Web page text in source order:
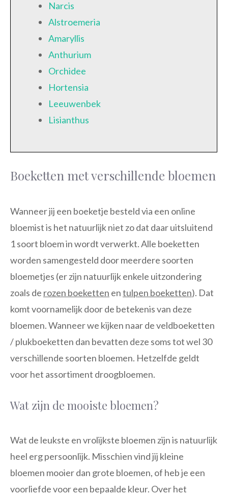
Narcis
Alstroemeria
Amaryllis
Anthurium
Orchidee
Hortensia
Leeuwenbek
Lisianthus
Boeketten met verschillende bloemen
Wanneer jij een boeketje besteld via een online
bloemist is het natuurlijk niet zo dat daar uitsluitend
1 soort bloem in wordt verwerkt. Alle boeketten
worden samengesteld door meerdere soorten
bloemetjes (er zijn natuurlijk enkele uitzondering
zoals de rozen boeketten entulpen boeketten). Dat
komt voornamelijk door de betekenis van deze
bloemen. Wanneer we kijken naar de veldboeketten
/ plukboeketten dan bevatten deze soms tot wel 30
verschillende soorten bloemen. Hetzelfde geldt
voor het assortiment droogbloemen.
Wat zijn de mooiste bloemen?
Wat de leukste en vrolijkste bloemen zijn is natuurlijk
heel erg persoonlijk. Misschien vind jij kleine
bloemen mooier dan grote bloemen, of heb je een
voorliefde voor een bepaalde kleur. Over het